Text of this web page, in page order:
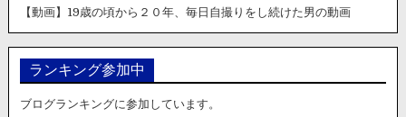
【動画】19歳の頃から２０年、毎日自撮りをし続けた男の動画
ランキング参加中
ブログランキングに参加しています。